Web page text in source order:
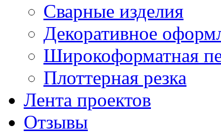
Сварные изделия
Декоративное
Широкоформатная
Плоттерная резка
Лента проектов
Отзывы